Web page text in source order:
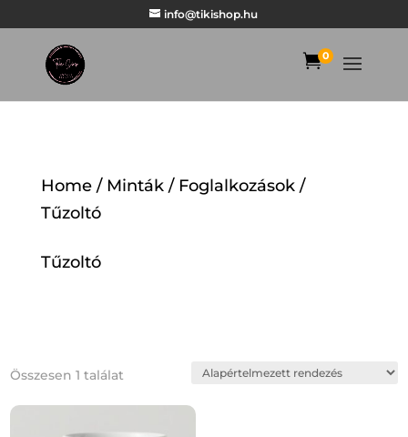
info@tikishop.hu
0
Home/ Minták/ Foglalkozások/
Tűzoltó
Tűzoltó
Összesen 1 találat